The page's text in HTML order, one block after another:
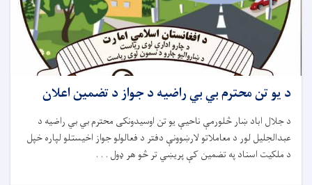
د يو تن محترم بي بي راضيه د جواز د تضمين اعلان
د جلال اباد ښار څلورمې ناحیې يو تن اوسیدونکى محترم بي بي راضيه د
عبدالجلیل لور د معاملاتو لارښوونې دفتر د فعالولو جواز اخيستلو لپاره خپل
د ملکيت اسناد په تضمین کې پريښي تر څو هر ډول . . .